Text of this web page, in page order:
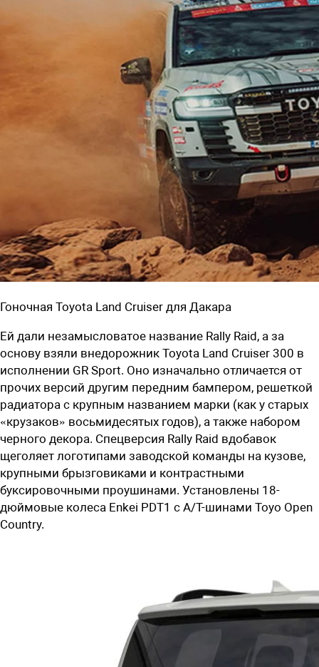
Гоночная Toyota Land Cruiser для Дакара
Ей дали незамысловатое название Rally Raid, а за
основу взяли внедорожник Toyota Land Cruiser 300 в
исполнении GR Sport. Оно изначально отличается от
прочих версий другим передним бампером, решеткой
радиатора с крупным названием марки (как у старых
«крузаков» восьмидесятых годов), а также набором
черного декора. Спецверсия Rally Raid вдобавок
щеголяет логотипами заводской команды на кузове,
крупными брызговиками и контрастными
буксировочными проушинами. Установлены 18-
дюймовые колеса Enkei PDT1 с A/T-шинами Toyo Open
Country.